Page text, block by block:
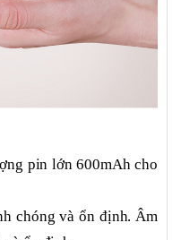
pin lớn 600mAh cho
chóng và ổn định. Âm